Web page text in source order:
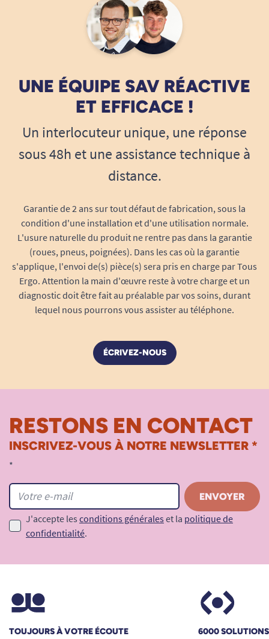
UNE ÉQUIPE SAV RÉACTIVE
ET EFFICACE !
Un interlocuteur unique, une réponse
sous 48h et une assistance technique à
distance.
Garantie de 2 ans sur tout défaut de fabrication, sous la
condition d'une installation et d'une utilisation normale.
L'usure naturelle du produit ne rentre pas dans la garantie
(roues, pneus, poignées). Dans les cas où la garantie
s'applique, l'envoi de(s) pièce(s) sera pris en charge par Tous
Ergo. Attention la main d'œuvre reste à votre charge et un
diagnostic doit être fait au préalable par vos soins, durant
lequel nous pourrons vous assister au téléphone.
ÉCRIVEZ-NOUS
RESTONS EN CONTACT
INSCRIVEZ-VOUS À NOTRE NEWSLETTER *
*
J'accepte les conditions générales et la politique de
confidentialité.
TOUJOURS À VOTRE ÉCOUTE 6000